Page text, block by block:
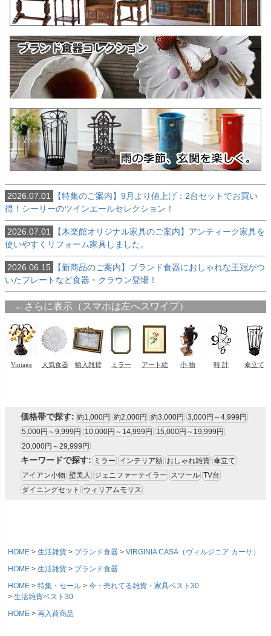
2026.07.01
【特集のご案内】9月より値上げ：2台セットでお買い
得！シーリーのツインエールセレクション！
2026.07.01
【木楽館オリジナル家具のご案内】アンティーク家具を
使いやすくリフォーム家具しました。
2026.06.15
【新商品のご案内】ブランド食器におしゃれな王冠がつ
いたプレートなど食器・クラウン登場！
価格帯で探す: 約1,000円 約2,000円 約3,000円 3,000円～4,999円
5,000円～9,999円
10,000円～14,999円
15,000円～19,999円
20,000円～29,999円
キーワードで探す: ミラー インテリア額 おしゃれ雑貨 傘立て
アイアン小物 壁美人 ジェニファーテイラー スツール TV台
ダイニングセット
ウィリアムモリス
HOME 生活雑貨 ブランド食器
VIRGINIA CASA（ヴィルジニア カーサ）
HOME
生活雑貨
ブランド食器
HOME
特集・セール
今・売れてる雑貨・家具ベスト30
生活雑貨ベスト30
HOME
再入荷商品